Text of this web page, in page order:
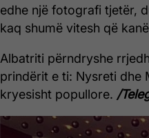
edhe një fotografi tjetër,
kaq shumë vitesh që
Albatriti përndryshe
prindërit e ti: Nysreti dhe
kryesisht popullore. /